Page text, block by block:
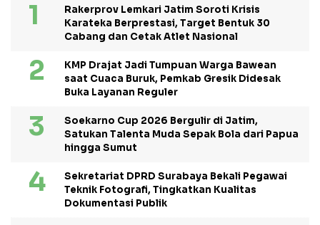
Rakerprov Lemkari Jatim Soroti Krisis
Karateka Berprestasi, Target Bentuk 30
Cabang dan Cetak Atlet Nasional
KMP Drajat Jadi Tumpuan Warga Bawean
saat Cuaca Buruk, Pemkab Gresik Didesak
Buka Layanan Reguler
Soekarno Cup 2026 Bergulir di Jatim,
Satukan Talenta Muda Sepak Bola dari Papua
hingga Sumut
Sekretariat DPRD Surabaya Bekali Pegawai
Teknik Fotografi, Tingkatkan Kualitas
Dokumentasi Publik